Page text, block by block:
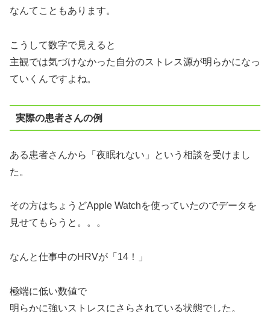
なんてこともあります。
こうして数字で見えると
主観では気づけなかった自分のストレス源が明らかになっ
ていくんですよね。
実際の患者さんの例
ある患者さんから「夜眠れない」という相談を受けまし
た。
その方はちょうどApple Watchを使っていたのでデータを
見せてもらうと。。。
なんと仕事中のHRVが「14！」
極端に低い数値で
明らかに強いストレスにさらされている状態でした。